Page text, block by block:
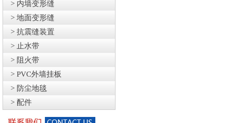
> 内墙变形缝
> 地面变形缝
> 抗震缝装置
> 止水带
> 阻火带
> PVC外墙挂板
> 防尘地毯
> 配件